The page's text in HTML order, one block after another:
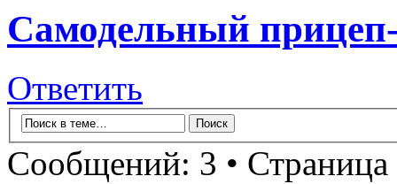
Самодельный
Ответить
Сообщений: 3 • Страница